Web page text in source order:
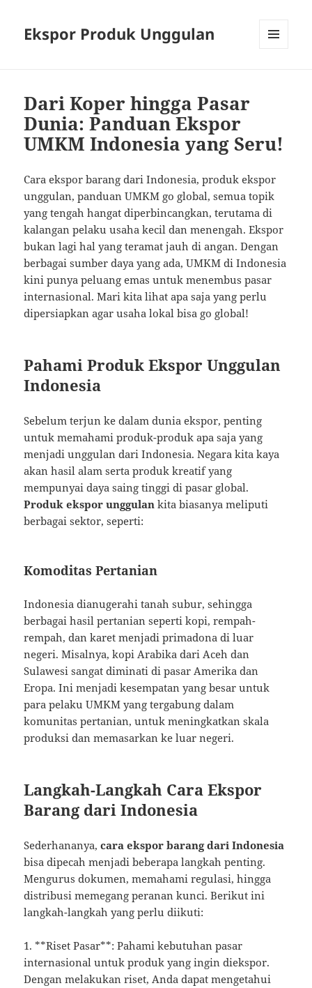
Ekspor Produk Unggulan
Dari Koper hingga Pasar
Dunia: Panduan Ekspor
UMKM Indonesia yang Seru!
Cara ekspor barang dari Indonesia, produk ekspor
unggulan, panduan UMKM go global, semua topik
yang tengah hangat diperbincangkan, terutama di
kalangan pelaku usaha kecil dan menengah. Ekspor
bukan lagi hal yang teramat jauh di angan. Dengan
berbagai sumber daya yang ada, UMKM di Indonesia
kini punya peluang emas untuk menembus pasar
internasional. Mari kita lihat apa saja yang perlu
dipersiapkan agar usaha lokal bisa go global!
Pahami Produk Ekspor Unggulan
Indonesia
Sebelum terjun ke dalam dunia ekspor, penting
untuk memahami produk-produk apa saja yang
menjadi unggulan dari Indonesia. Negara kita kaya
akan hasil alam serta produk kreatif yang
mempunyai daya saing tinggi di pasar global.
Produk ekspor unggulan kita biasanya meliputi
berbagai sektor, seperti:
Komoditas Pertanian
Indonesia dianugerahi tanah subur, sehingga
berbagai hasil pertanian seperti kopi, rempah-
rempah, dan karet menjadi primadona di luar
negeri. Misalnya, kopi Arabika dari Aceh dan
Sulawesi sangat diminati di pasar Amerika dan
Eropa. Ini menjadi kesempatan yang besar untuk
para pelaku UMKM yang tergabung dalam
komunitas pertanian, untuk meningkatkan skala
produksi dan memasarkan ke luar negeri.
Langkah-Langkah Cara Ekspor
Barang dari Indonesia
Sederhananya,cara ekspor barang dari Indonesia
bisa dipecah menjadi beberapa langkah penting.
Mengurus dokumen, memahami regulasi, hingga
distribusi memegang peranan kunci. Berikut ini
langkah-langkah yang perlu diikuti:
1. **Riset Pasar**: Pahami kebutuhan pasar
internasional untuk produk yang ingin diekspor.
Dengan melakukan riset, Anda dapat mengetahui